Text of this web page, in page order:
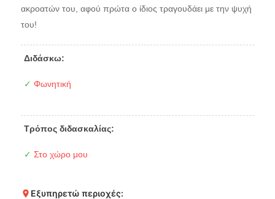
ακροατών του, αφού πρώτα ο ίδιος τραγουδάει με την ψυχή
του!
Διδάσκω:
✓ Φωνητική
Τρόπος διδασκαλίας:
✓ Στο χώρο μου
Εξυπηρετώ περιοχές: